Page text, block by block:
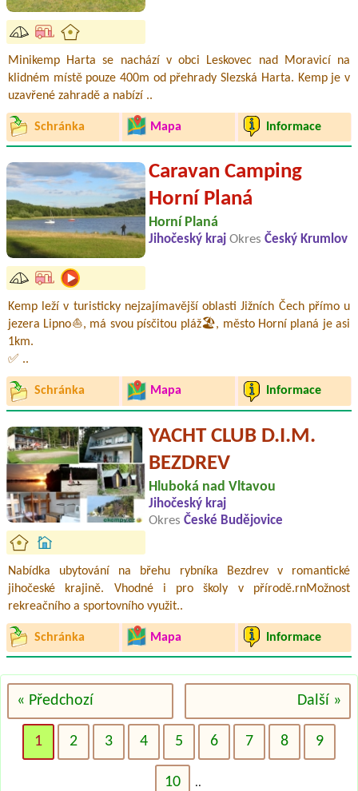
Minikemp Harta se nachází v obci Leskovec nad Moravicí na
klidném místě pouze 400m od přehrady Slezská Harta. Kemp je v
uzavřené zahradě a nabízí ..
Schránka Mapa Informace
Caravan Camping
Horní Planá
Horní Planá
Jihočeský kraj Okres Český Krumlov
Kemp leží v turisticky nejzajímavější oblasti Jižních Čech přímo u
jezera Lipno⛵, má svou písčitou pláž🏖️, město Horní planá je asi
1km.
✅ ..
Schránka Mapa Informace
YACHT CLUB D.I.M.
BEZDREV
Hluboká nad Vltavou
Jihočeský kraj
Okres České Budějovice
Nabídka ubytování na břehu rybníka Bezdrev v romantické
jihočeské krajině. Vhodné i pro školy v přírodě.rnMožnost
rekreačního a sportovního využit..
Schránka Mapa Informace
« Předchozí Další »
1 2 3 4 5 6 7 8 9
10 ..